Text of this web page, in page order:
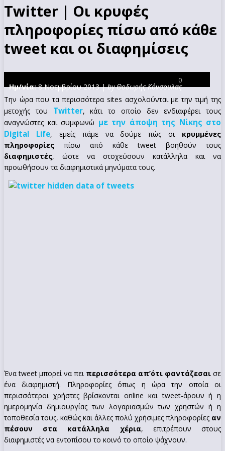
Twitter | Οι κρυφές
πληροφορίες πίσω από κάθε
tweet και οι διαφημίσεις
Ημ/νία:8 Νοεμβρίου 2013 |by Θοδωρής Κόνσουλας
0
Την ώρα που τα περισσότερα sites ασχολούνται με την τιμή της
μετοχής του Twitter, κάτι το οποίο δεν ενδιαφέρει τους
αναγνώστες και συμφωνώ με την άποψη της Νίκης στο
Digital Life, εμείς πάμε να δούμε πώς οι κρυμμένες
πληροφορίες πίσω από κάθε tweet βοηθούν τους
διαφημιστές, ώστε να στοχεύσουν κατάλληλα και να
προωθήσουν τα διαφημιστικά μηνύματα τους.
Ένα tweet μπορεί να πει περισσότερα απ’ότι φαντάζεσαι σε
ένα διαφημιστή. Πληροφορίες όπως η ώρα την οποία οι
περισσότεροι χρήστες βρίσκονται online και tweet-άρουν ή η
ημερομηνία δημιουργίας των λογαριασμών των χρηστών ή η
τοποθεσία τους, καθώς και άλλες πολύ χρήσιμες πληροφορίες αν
πέσουν στα κατάλληλα χέρια, επιτρέπουν στους
διαφημιστές να εντοπίσου το κοινό το οποίο ψάχνουν.